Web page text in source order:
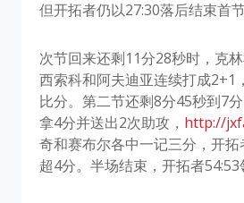
但开拓者仍以27:30落后结束首节
次节回来还剩11分28秒时，克
西索科和阿夫迪亚连续打成2+1
比分。第二节还剩8分45秒到7
拿4分并送出2次助攻， http://
奇和赛布尔各中一记三分，开拓
超4分。半场结束，开拓者54:53